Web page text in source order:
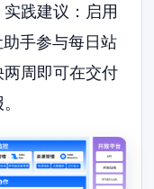
践建议：启用
手参与每日站
周即可在交付